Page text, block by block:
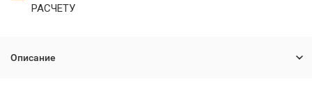
РАСЧЕТУ
Описание